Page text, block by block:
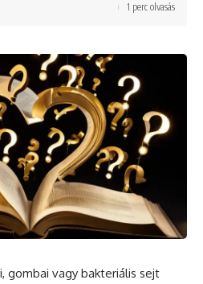
1 perc olvasás
gombai vagy bakteriális sejt